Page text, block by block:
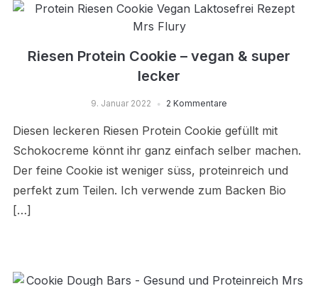
Riesen Protein Cookie – vegan & super
lecker
9. Januar 2022 2 Kommentare
Diesen leckeren Riesen Protein Cookie gefüllt mit
Schokocreme könnt ihr ganz einfach selber machen.
Der feine Cookie ist weniger süss, proteinreich und
perfekt zum Teilen. Ich verwende zum Backen Bio
[…]